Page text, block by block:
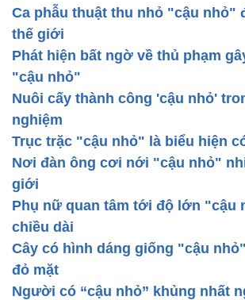
Ca phẫu thuật thu nhỏ "cậu nhỏ"
thế giới
Phát hiện bất ngờ về thủ phạm
"cậu nhỏ"
Nuôi cấy thành công 'cậu nhỏ'
nghiệm
Trục trặc "cậu nhỏ" là biểu hiện
Nơi đàn ông cơi nới "cậu nhỏ"
giới
Phụ nữ quan tâm tới độ lớn "cậu
chiều dài
Cây có hình dáng giống "cậu
đỏ mặt
Người có “cậu nhỏ” khủng nhất